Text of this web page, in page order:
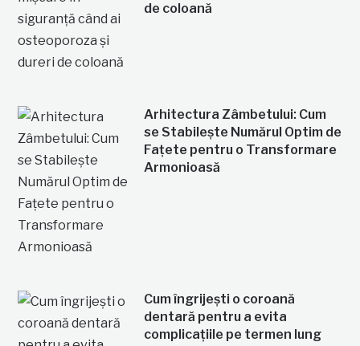
de coloană
Arhitectura Zâmbetului: Cum
se Stabilește Numărul Optim de
Fațete pentru o Transformare
Armonioasă
Cum îngrijești o coroană
dentară pentru a evita
complicațiile pe termen lung